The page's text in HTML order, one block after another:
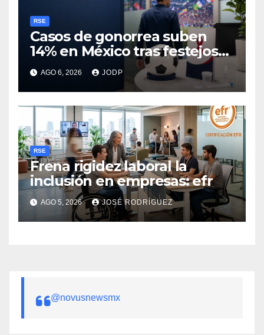
RSE
Casos de gonorrea suben
14% en México tras festejos
futboleros: Fundación MSI
AGO 6, 2026 JODP
RSE
Frena rigidez laboral la
inclusión en empresas: efr
AGO 5, 2026 JOSÉ RODRÍGUEZ
@novusnewsmx